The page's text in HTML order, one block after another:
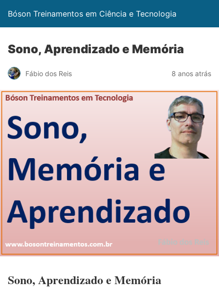
Bóson Treinamentos em Ciência e Tecnologia
Sono, Aprendizado e Memória
Fábio dos Reis 8 anos atrás
Sono, Aprendizado e Memória